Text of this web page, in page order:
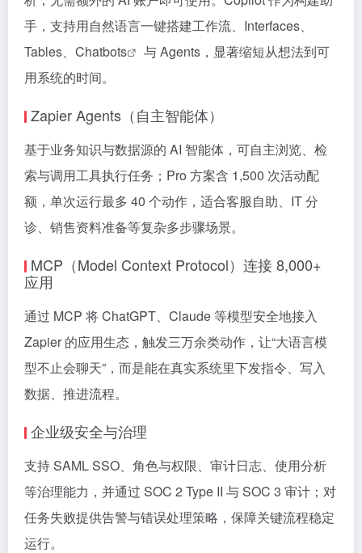
手，支持用自然语言一键搭建工作流、Interfaces、
Tables、 Chatbots
与 Agents，显著缩短从想法到可
用系统的时间。
Zapier Agents（自主智能体）
基于业务知识与数据源的 AI 智能体，可自主浏览、检
索与调用工具执行任务；Pro 方案含 1,500 次活动配
额，单次运行最多 40 个动作，适合客服自助、IT 分
诊、销售资料准备等复杂多步骤场景。
MCP（Model Context Protocol）连接 8,000+
应用
通过 MCP 将 ChatGPT、Claude 等模型安全地接入
Zapier 的应用生态，触发三万余类动作，让“大语言模
型不止会聊天”，而是能在真实系统里下发指令、写入
数据、推进流程。
企业级安全与治理
支持 SAML SSO、角色与权限、审计日志、使用分析
等治理能力，并通过 SOC 2 Type II 与 SOC 3 审计；对
任务失败提供告警与错误处理策略，保障关键流程稳定
运行。